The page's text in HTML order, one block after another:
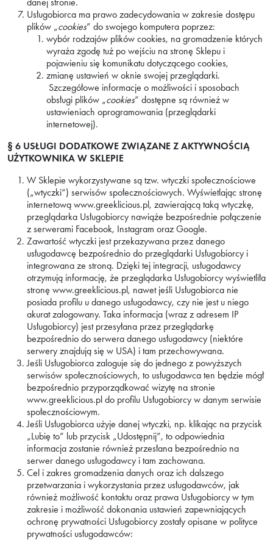
Usługobiorca ma prawo zadecydowania w zakresie dostępu
plików „cookies” do swojego komputera poprzez:
wybór rodzajów plików cookies, na gromadzenie których
wyraża zgodę tuż po wejściu na stronę Sklepu i
pojawieniu się komunikatu dotyczącego cookies,
zmianę ustawień w oknie swojej przeglądarki.
Szczegółowe informacje o możliwości i sposobach
obsługi plików „cookies” dostępne są również w
ustawieniach oprogramowania (przeglądarki
internetowej).
§ 6 USŁUGI DODATKOWE ZWIĄZANE Z AKTYWNOŚCIĄ
UŻYTKOWNIKA W SKLEPIE
W Sklepie wykorzystywane są tzw. wtyczki społecznościowe
(„wtyczki“) serwisów społecznościowych. Wyświetlając stronę
internetową www.greeklicious.pl, zawierającą taką wtyczkę,
przeglądarka Usługobiorcy nawiąże bezpośrednie połączenie
z serwerami Facebook, Instagram oraz Google.
Zawartość wtyczki jest przekazywana przez danego
usługodawcę bezpośrednio do przeglądarki Usługobiorcy i
integrowana ze stroną. Dzięki tej integracji, usługodawcy
otrzymują informację, że przeglądarka Usługobiorcy wyświetliła
stronę www.greeklicious.pl, nawet jeśli Usługobiorca nie
posiada profilu u danego usługodawcy, czy nie jest u niego
akurat zalogowany. Taka informacja (wraz z adresem IP
Usługobiorcy) jest przesyłana przez przeglądarkę
bezpośrednio do serwera danego usługodawcy (niektóre
serwery znajdują się w USA) i tam przechowywana.
Jeśli Usługobiorca zaloguje się do jednego z powyższych
serwisów społecznościowych, to usługodawca ten będzie mógł
bezpośrednio przyporządkować wizytę na stronie
www.greeklicious.pl do profilu Usługobiorcy w danym serwisie
społecznościowym.
Jeśli Usługobiorca użyje danej wtyczki, np. klikając na przycisk
„Lubię to” lub przycisk „Udostępnij”, to odpowiednia
informacja zostanie również przesłana bezpośrednio na
serwer danego usługodawcy i tam zachowana.
Cel i zakres gromadzenia danych oraz ich dalszego
przetwarzania i wykorzystania przez usługodawców, jak
również możliwość kontaktu oraz prawa Usługobiorcy w tym
zakresie i możliwość dokonania ustawień zapewniających
ochronę prywatności Usługobiorcy zostały opisane w polityce
prywatności usługodawców: